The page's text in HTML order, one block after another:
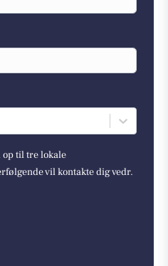
til tre lokale
vil kontakte dig vedr.